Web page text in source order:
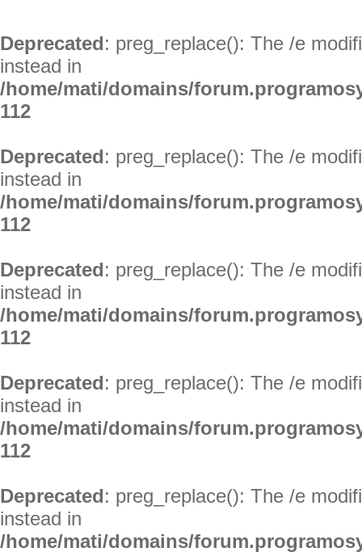
Deprecated: preg_replace(): The /e
instead in
/home/mati/domains/
112
Deprecated: preg_replace(): The /e
instead in
/home/mati/domains/
112
Deprecated: preg_replace(): The /e
instead in
/home/mati/domains/
112
Deprecated: preg_replace(): The /e
instead in
/home/mati/domains/
112
Deprecated: preg_replace(): The /e
instead in
/home/mati/domains/